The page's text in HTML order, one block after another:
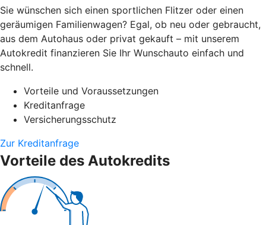
Sie wünschen sich einen sportlichen Flitzer oder einen
geräumigen Familienwagen? Egal, ob neu oder gebraucht,
aus dem Autohaus oder privat gekauft – mit unserem
Autokredit finanzieren Sie Ihr Wunschauto einfach und
schnell.
Vorteile und Voraussetzungen
Kreditanfrage
Versicherungsschutz
Zur Kreditanfrage
Vorteile des Autokredits